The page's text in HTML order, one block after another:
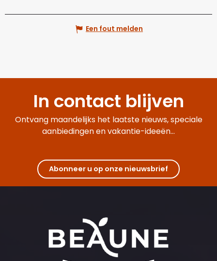
Een fout melden
In contact blijven
Ontvang maandelijks het laatste nieuws, speciale
aanbiedingen en vakantie-ideeën...
Abonneer u op onze nieuwsbrief